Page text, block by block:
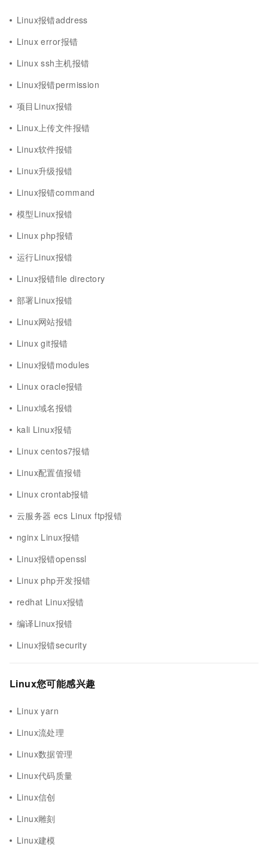
Linux报错address
Linux error报错
Linux ssh主机报错
Linux报错permission
项目Linux报错
Linux上传文件报错
Linux软件报错
Linux升级报错
Linux报错command
模型Linux报错
Linux php报错
运行Linux报错
Linux报错file directory
部署Linux报错
Linux网站报错
Linux git报错
Linux报错modules
Linux oracle报错
Linux域名报错
kali Linux报错
Linux centos7报错
Linux配置值报错
Linux crontab报错
云服务器 ecs Linux ftp报错
nginx Linux报错
Linux报错openssl
Linux php开发报错
redhat Linux报错
编译Linux报错
Linux报错security
Linux您可能感兴趣
Linux yarn
Linux流处理
Linux数据管理
Linux代码质量
Linux信创
Linux雕刻
Linux建模